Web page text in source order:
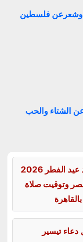
وشعرعن فلسطين
الشتاء والحب
موعد عيد الفطر 2026
وتوقيت صلاة
بالقاهرة
دعاء تيسير